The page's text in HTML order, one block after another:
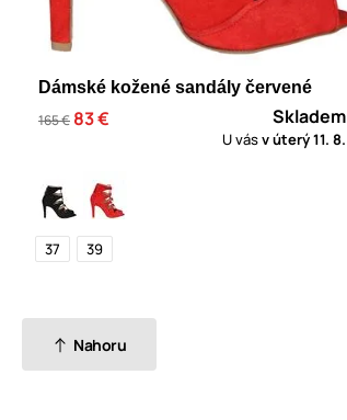
Dámské kožené sandály červené
165 € 83 € Skladem
U vásv úterý11. 8.
37 39
Nahoru